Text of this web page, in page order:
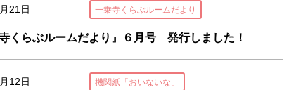
21日 一乗寺くらぶルームだより
寺くらぶルームだより』６月号 発行しました！
12日 機関紙「おいないな」